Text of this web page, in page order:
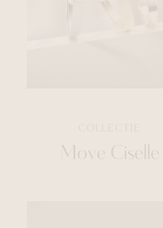
Move Ciselle